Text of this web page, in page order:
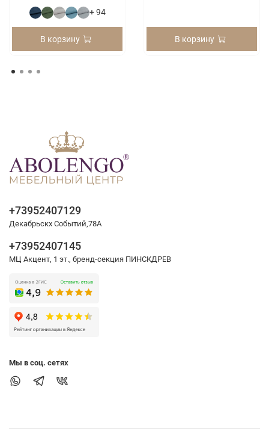
+ 94
В корзину В корзину
+73952407129
Декабрьскх Событий,78А
+73952407145
МЦ Акцент, 1 эт., бренд-секция ПИНСКДРЕВ
Мы в соц. сетях